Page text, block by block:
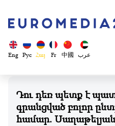
Eng Рус Հայ Fr 中國 عرب
Դու դեռ պետք է
գրանցված բոլոր
համար.